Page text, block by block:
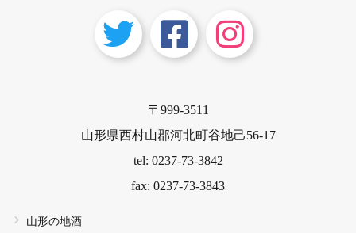
〒999-3511
山形県西村山郡河北町谷地己56-17
tel: 0237-73-3842
fax: 0237-73-3843
山形の地酒